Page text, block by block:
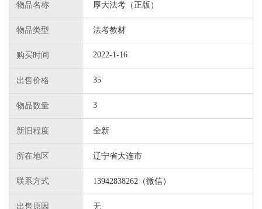
物品名称 厚大法考（正版）
物品类型 法考教材
购买时间 2022-1-16
出售价格 35
物品数量 3
新旧程度 全新
所在地区 辽宁省大连市
联系方式 13942838262（微信）
出售原因 无